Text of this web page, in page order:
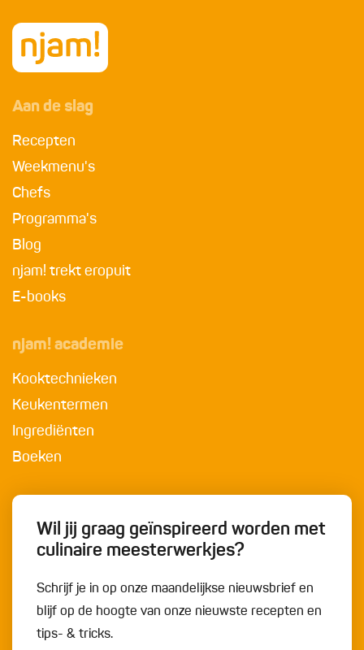
Aan de slag
Recepten
Weekmenu's
Chefs
Programma's
Blog
njam! trekt eropuit
E-books
njam! academie
Kooktechnieken
Keukentermen
Ingrediënten
Boeken
Wil jij graag geïnspireerd worden met
culinaire meesterwerkjes?
Schrijf je in op onze maandelijkse nieuwsbrief en
blijf op de hoogte van onze nieuwste recepten en
tips- & tricks.